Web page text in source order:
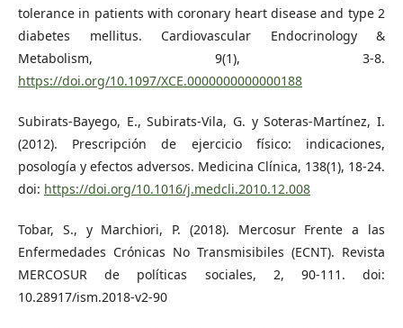
tolerance in patients with coronary heart disease and type 2
diabetes mellitus. Cardiovascular Endocrinology &
Metabolism, 9(1), 3-8.
https://doi.org/10.1097/XCE.0000000000000188
Subirats-Bayego, E., Subirats-Vila, G. y Soteras-Martínez, I.
(2012). Prescripción de ejercicio físico: indicaciones,
posología y efectos adversos. Medicina Clínica, 138(1), 18-24.
doi: https://doi.org/10.1016/j.medcli.2010.12.008
Tobar, S., y Marchiori, P. (2018). Mercosur Frente a las
Enfermedades Crónicas No Transmisibiles (ECNT). Revista
MERCOSUR de políticas sociales, 2, 90-111. doi:
10.28917/ism.2018-v2-90